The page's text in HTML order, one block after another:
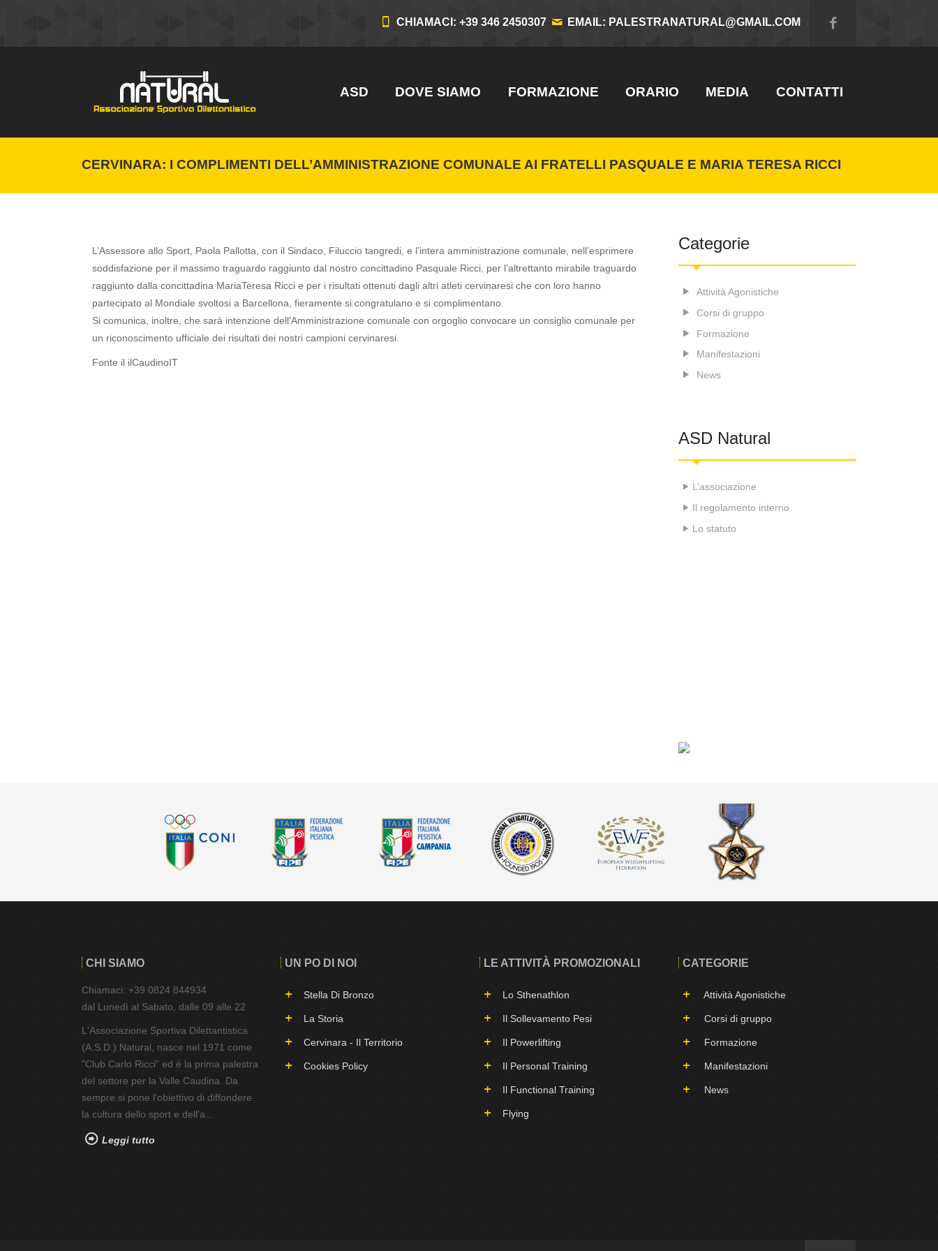
CHIAMACI: +39 346 2450307 EMAIL: PALESTRANATURAL@GMAIL.COM
ASD DOVE SIAMO FORMAZIONE ORARIO MEDIA CONTATTI
CERVINARA: I COMPLIMENTI DELL’AMMINISTRAZIONE COMUNALE AI FRATELLI PASQUALE E MARIA TERESA RICCI
L’Assessore allo Sport, Paola Pallotta, con il Sindaco, Filuccio tangredi, e l’intera amministrazione comunale, nell’esprimere
soddisfazione per il massimo traguardo raggiunto dal nostro concittadino Pasquale Ricci, per l’altrettanto mirabile traguardo
raggiunto dalla concittadina MariaTeresa Ricci e per i risultati ottenuti dagli altri atleti cervinaresi che con loro hanno
partecipato al Mondiale svoltosi a Barcellona, fieramente si congratulano e si complimentano.
Si comunica, inoltre, che sarà intenzione dell’Amministrazione comunale con orgoglio convocare un consiglio comunale per
un riconoscimento ufficiale dei risultati dei nostri campioni cervinaresi.
Fonte il ilCaudinoIT
Categorie
Attività Agonistiche
Corsi di gruppo
Formazione
Manifestazioni
News
ASD Natural
L’associazione
Il regolamento interno
Lo statuto
CHI SIAMO
Chiamaci: +39 0824 844934
dal Lunedì al Sabato, dalle 09 alle 22
L'Associazione Sportiva Dilettantistica
(A.S.D.) Natural, nasce nel 1971 come
"Club Carlo Ricci" ed è la prima palestra
del settore per la Valle Caudina. Da
sempre si pone l'obiettivo di diffondere
la cultura dello sport e dell'a...
Leggi tutto
UN PO DI NOI
Stella Di Bronzo
La Storia
Cervinara - Il Territorio
Cookies Policy
LE ATTIVITÀ PROMOZIONALI
Lo Sthenathlon
Il Sollevamento Pesi
Il Powerlifting
Il Personal Training
Il Functional Training
Flying
CATEGORIE
Attività Agonistiche
Corsi di gruppo
Formazione
Manifestazioni
News